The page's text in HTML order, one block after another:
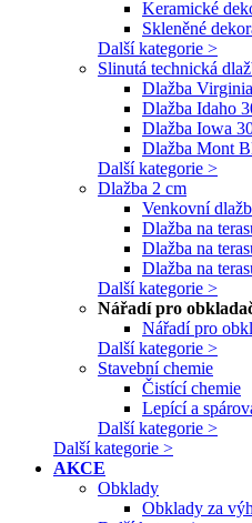
Keramické
Skleněné
Další kategorie >
Slinutá technická
Dlažba
Dlažba Idaho
Dlažba Iowa
Dlažba Mont
Další kategorie >
Dlažba 2 cm
Venkovní
Dlažba na
Dlažba na
Dlažba na
Další kategorie >
Nářadí pro
Nářadí pro
Další kategorie >
Stavební chemie
Čistící chemie
Lepící a
Další kategorie >
Další kategorie >
AKCE
Obklady
Obklady za